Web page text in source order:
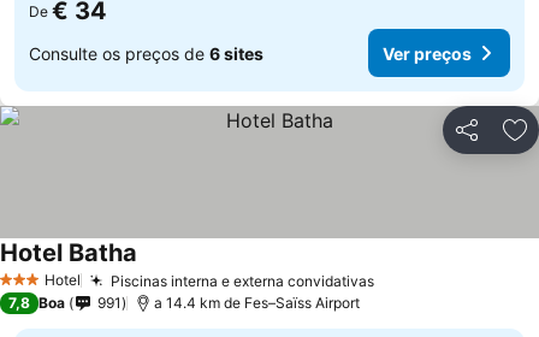
De € 34
Consulte os preços de 6 sites Ver preços
Partilhar
3 EstrelasHotel Piscinas interna e externa convidativasVer preços
Hotel Batha
7,8 Boa 991 a 14.4 km de Fes–Saïss Airport